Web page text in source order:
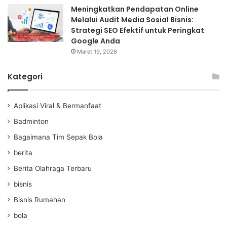
Meningkatkan Pendapatan Online
Melalui Audit Media Sosial Bisnis:
Strategi SEO Efektif untuk Peringkat
Google Anda
Maret 19, 2026
Kategori
Aplikasi Viral & Bermanfaat
Badminton
Bagaimana Tim Sepak Bola
berita
Berita Olahraga Terbaru
bisnis
Bisnis Rumahan
bola